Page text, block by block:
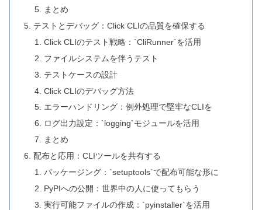
まとめ
テストとデバッグ：Click CLIの品質を確保する
Click CLIのテスト戦略：`CliRunner`を活用
ファイルシステムを伴うテスト
テストケースの設計
Click CLIのデバッグ方法
エラーハンドリング：例外処理で堅牢なCLIを
ログ出力設定：`logging`モジュールを活用
まとめ
配布と応用：CLIツールを共有する
パッケージング：`setuptools`で配布可能な形に
PyPIへの公開：世界中の人に使ってもらう
実行可能ファイルの作成：`pyinstaller`を活用